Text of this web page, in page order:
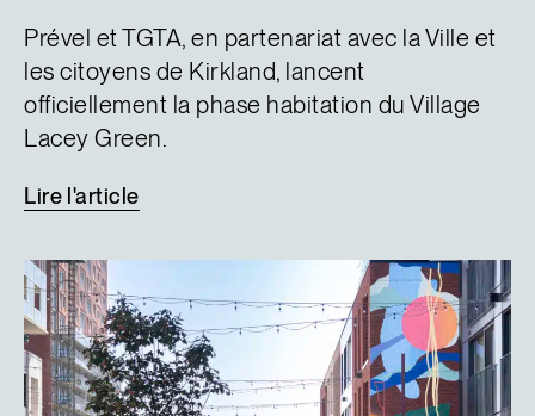
Prével et TGTA, en partenariat avec la Ville et
les citoyens de Kirkland, lancent
officiellement la phase habitation du Village
Lacey Green.
Lire l'article